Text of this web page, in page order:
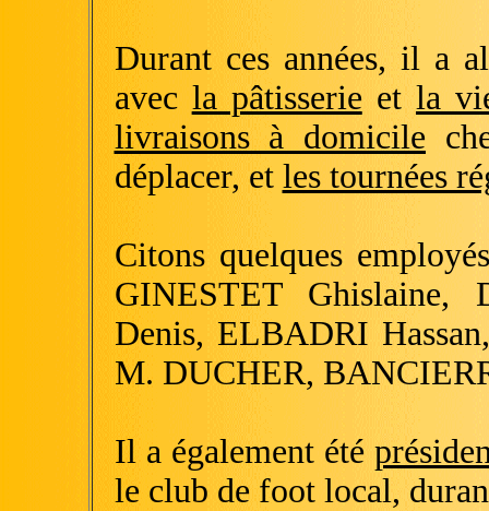
Durant ces années, il a
avec la pâtisserieet la
livraisons à domicile
déplacer, et les tournées
Citons quelques
GINESTET Ghislaine,
Denis, ELBADRI
M. DUCHER,
Il a également été
le club de foot local,